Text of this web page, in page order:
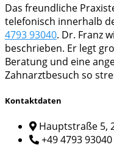
Das freundliche
telefonisch innerhalb
4793 93040. Dr. Franz
beschrieben. Er legt
Beratung und eine
Zahnarztbesuch so
Kontaktdaten
Hauptstraße 5,
+49 4793 93040